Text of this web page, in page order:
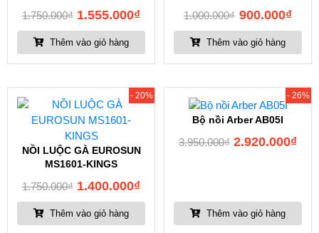
1.750.000₫ 1.555.000₫
Thêm vào giỏ hàng
1.000.000₫ 900.000₫
Thêm vào giỏ hàng
- 20%
NỒI LUỘC GÀ EUROSUN
MS1601-KINGS
1.750.000₫ 1.400.000₫
Thêm vào giỏ hàng
- 26%
Bộ nồi Arber AB05I
3.950.000₫ 2.920.000₫
Thêm vào giỏ hàng